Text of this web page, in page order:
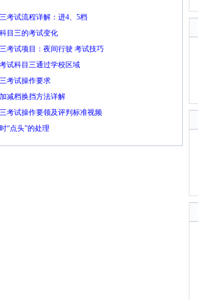
考试流程详解：进4、5档
目三的考试变化
考试项目：夜间行驶 考试技巧
试科目三通过学校区域
考试操作要求
减档换挡方法详解
考试操作要领及评判标准视频
“点头”的处理